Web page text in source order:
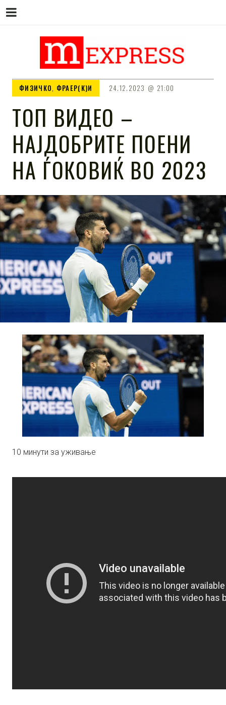
M EXPRESS
Сител
ФИЗИЧКО, ФРАЕР(К)И 24.12.2023 21:00
ТОП ВИДЕО –
НАЈДОБРИТЕ ПОЕНИ
НА ЃОКОВИЌ ВО 2023
10 минути за уживање